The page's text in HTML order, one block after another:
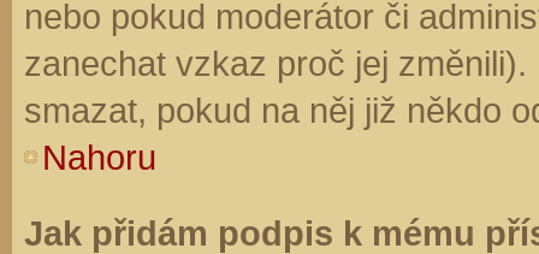
nebo pokud moderátor či
zanechat vzkaz proč jej
smazat, pokud na něj již někdo
Nahoru
Jak přidám podpis k mému